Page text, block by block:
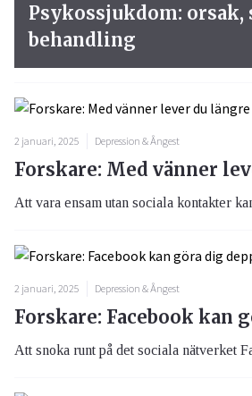
Psykossjukdom: orsak,
behandling
2 januari, 2025 Depression & Ångest
Forskare: Med vänner
Att vara ensam utan sociala kontakter
2 januari, 2025 Depression & Ångest
Forskare: Facebook kan
Att snoka runt på det sociala nätverket